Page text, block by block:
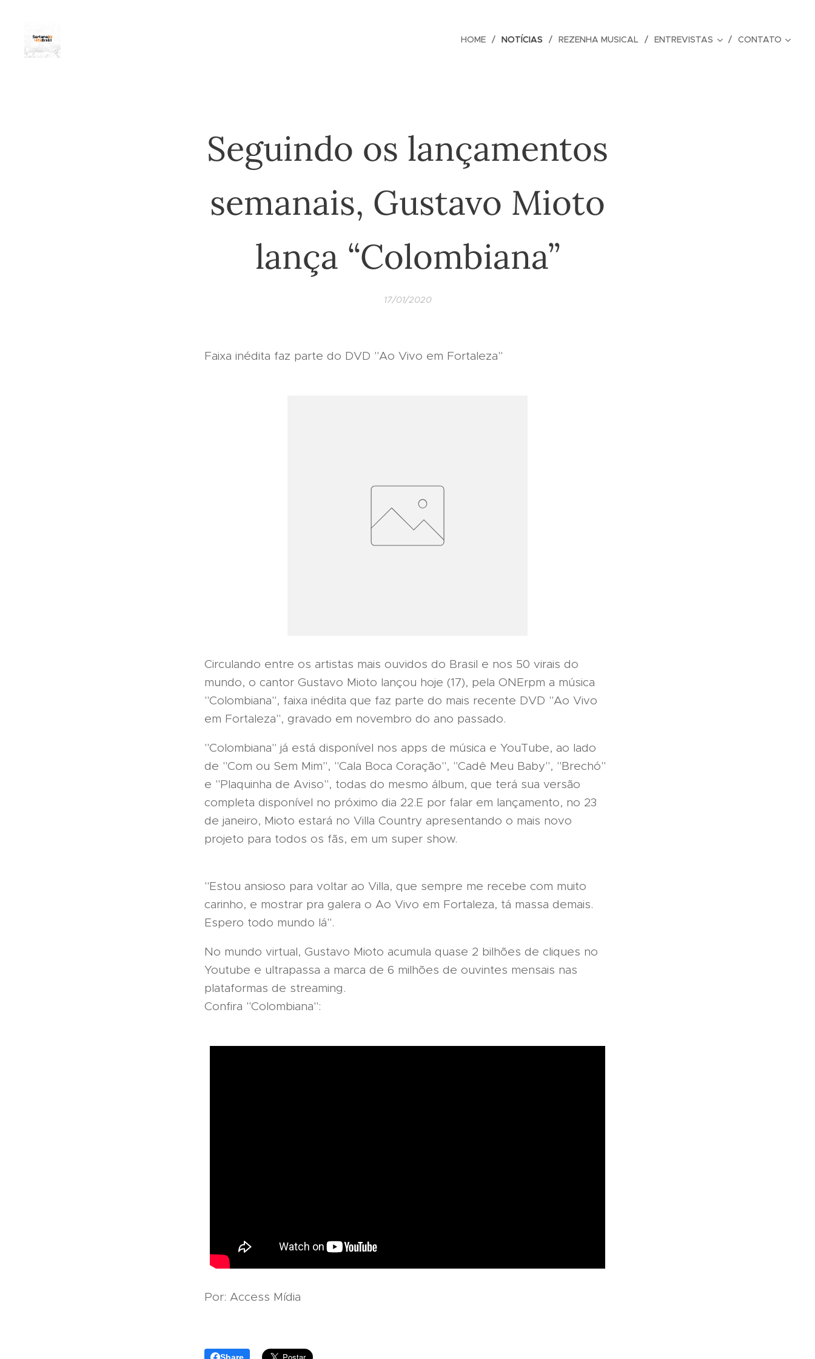
HOME NOTÍCIAS REZENHA MUSICAL ENTREVISTAS CONTATO
Seguindo os lançamentos
semanais, Gustavo Mioto
lança “Colombiana”
17/01/2020
Faixa inédita faz parte do DVD "Ao Vivo em Fortaleza"
Circulando entre os artistas mais ouvidos do Brasil e nos 50 virais do
mundo, o cantor Gustavo Mioto lançou hoje (17), pela ONErpm a música
"Colombiana", faixa inédita que faz parte do mais recente DVD "Ao Vivo
em Fortaleza", gravado em novembro do ano passado.
"Colombiana" já está disponível nos apps de música e YouTube, ao lado
de "Com ou Sem Mim", "Cala Boca Coração", "Cadê Meu Baby", "Brechó"
e "Plaquinha de Aviso", todas do mesmo álbum, que terá sua versão
completa disponível no próximo dia 22.E por falar em lançamento, no 23
de janeiro, Mioto estará no Villa Country apresentando o mais novo
projeto para todos os fãs, em um super show.
"Estou ansioso para voltar ao Villa, que sempre me recebe com muito
carinho, e mostrar pra galera o Ao Vivo em Fortaleza, tá massa demais.
Espero todo mundo lá".
No mundo virtual, Gustavo Mioto acumula quase 2 bilhões de cliques no
Youtube e ultrapassa a marca de 6 milhões de ouvintes mensais nas
plataformas de streaming.
Confira "Colombiana":
Por: Access Mídia